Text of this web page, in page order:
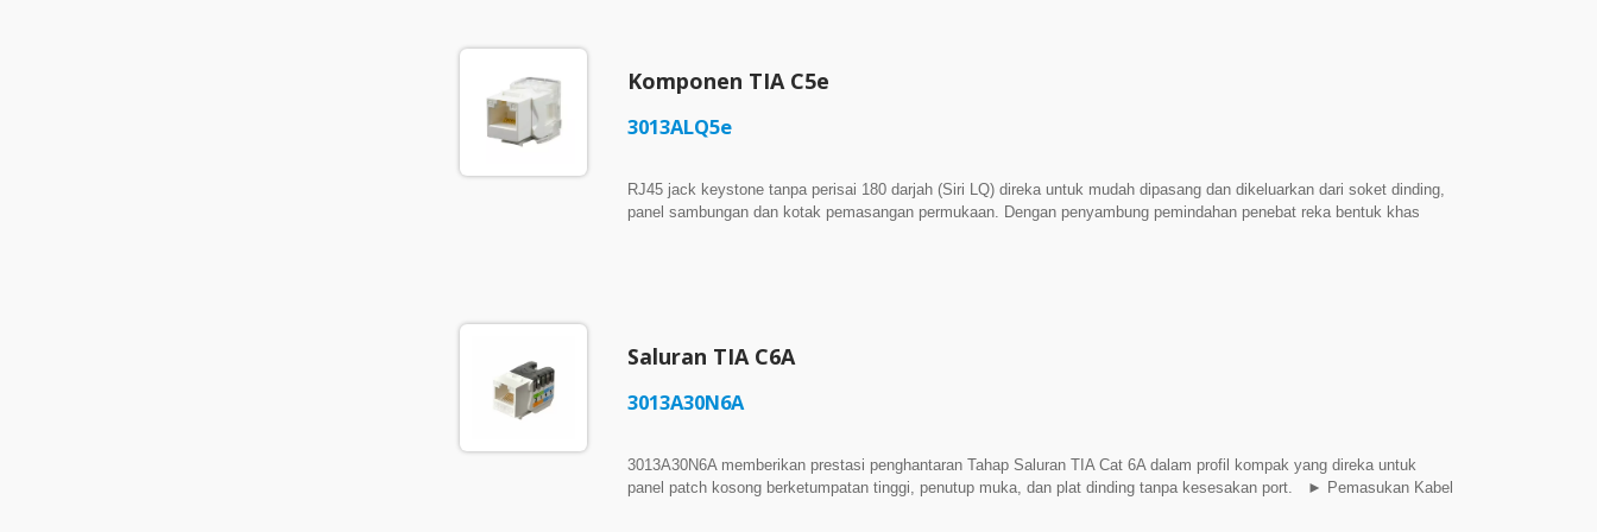
Komponen TIA C5e
3013ALQ5e
RJ45 jack keystone tanpa perisai 180 darjah (Siri LQ) direka untuk mudah dipasang dan dikeluarkan dari soket dinding,
panel sambungan dan kotak pemasangan permukaan. Dengan penyambung pemindahan penebat reka bentuk khas
Saluran TIA C6A
3013A30N6A
3013A30N6A memberikan prestasi penghantaran Tahap Saluran TIA Cat 6A dalam profil kompak yang direka untuk
panel patch kosong berketumpatan tinggi, penutup muka, dan plat dinding tanpa kesesakan port. ► Pemasukan Kabel